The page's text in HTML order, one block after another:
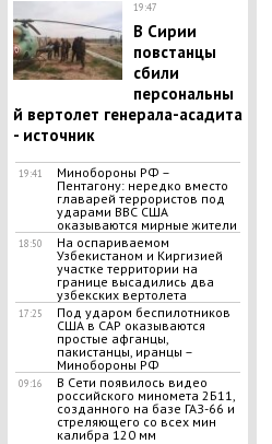
19:47
В Сирии
повстанцы
сбили
персональны
й вертолет генерала-асадита
- источник
19:41
Минобороны РФ –
Пентагону: нередко вместо
главарей террористов под
ударами ВВС США
оказываются мирные жители
18:50
На оспариваемом
Узбекистаном и Киргизией
участке территории на
границе высадились два
узбекских вертолета
17:25
Под ударом беспилотников
США в САР оказываются
простые афганцы,
пакистанцы, иранцы –
Минобороны РФ
09:16
В Сети появилось видео
российского миномета 2Б11,
созданного на базе ГАЗ-66 и
стреляющего со всех мин
калибра 120 мм